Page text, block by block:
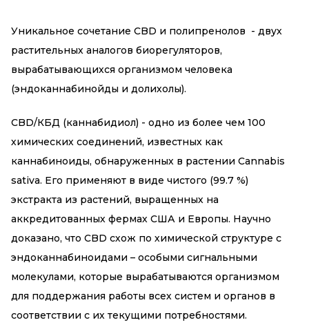
Уникальное сочетание СBD и полипренолов - двух
растительных аналогов биорегуляторов,
вырабатывающихся организмом человека
(эндоканнабинойды и долихолы).
CBD/КБД (каннабидиол) - одно из более чем 100
химических соединений, известных как
каннабиноиды, обнаруженных в растении Cannabis
sativa. Его применяют в виде чистого (99.7 %)
экстракта из растений, выращенных на
аккредитованных фермах США и Европы. Научно
доказано, что CBD схож по химической структуре с
эндоканнабиноидами – особыми сигнальными
молекулами, которые вырабатываются организмом
для поддержания работы всех систем и органов в
соответствии с их текущими потребностями.